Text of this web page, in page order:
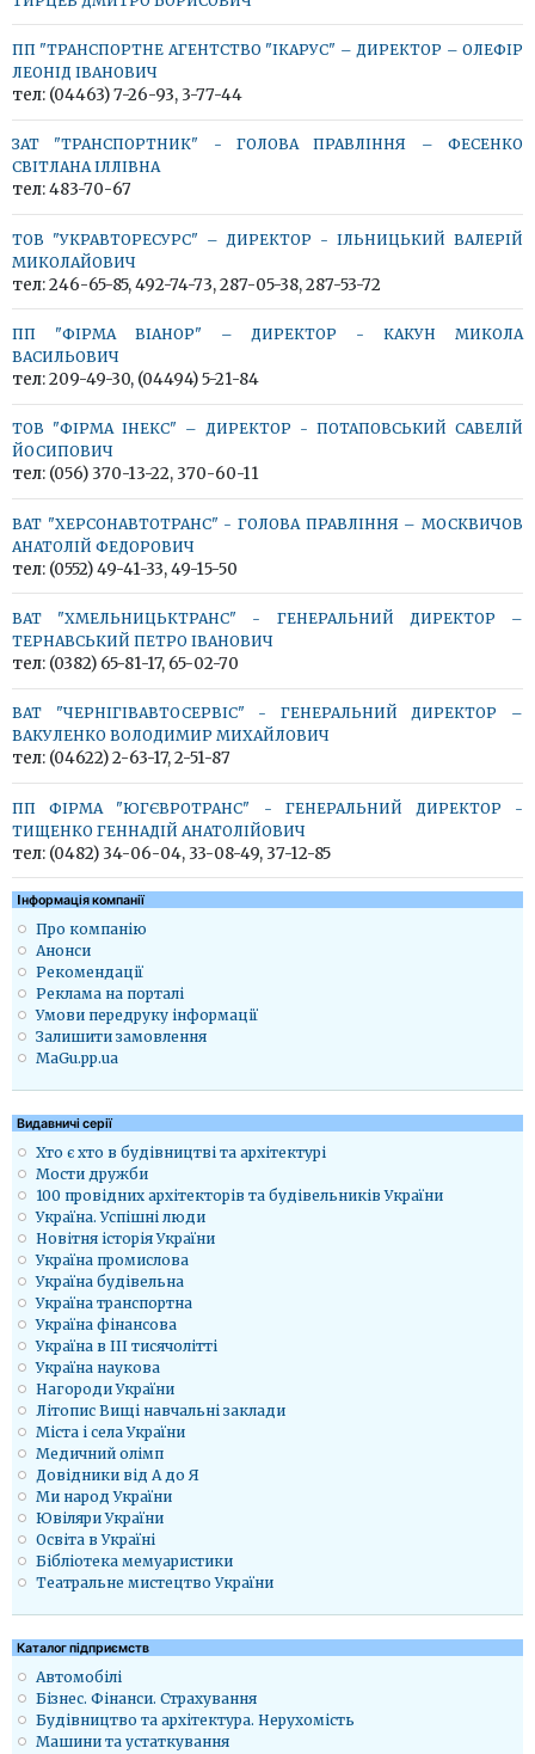
ПП "ТРАНСПОРТНЕ АГЕНТСТВО "ІКАРУС" – ДИРЕКТОР – ОЛЕФІР
ЛЕОНІД ІВАНОВИЧ
тел: (04463) 7-26-93, 3-77-44
ЗАТ "ТРАНСПОРТНИК" - ГОЛОВА ПРАВЛІННЯ – ФЕСЕНКО
СВІТЛАНА ІЛЛІВНА
тел: 483-70-67
ТОВ "УКРАВТОРЕСУРС" – ДИРЕКТОР - ІЛЬНИЦЬКИЙ ВАЛЕРІЙ
МИКОЛАЙОВИЧ
тел: 246-65-85, 492-74-73, 287-05-38, 287-53-72
ПП "ФІРМА ВІАНОР" – ДИРЕКТОР - КАКУН МИКОЛА
ВАСИЛЬОВИЧ
тел: 209-49-30, (04494) 5-21-84
ТОВ "ФІРМА ІНЕКС" – ДИРЕКТОР - ПОТАПОВСЬКИЙ САВЕЛІЙ
ЙОСИПОВИЧ
тел: (056) 370-13-22, 370-60-11
ВАТ "ХЕРСОНАВТОТРАНС" - ГОЛОВА ПРАВЛІННЯ – МОСКВИЧОВ
АНАТОЛІЙ ФЕДОРОВИЧ
тел: (0552) 49-41-33, 49-15-50
ВАТ "ХМЕЛЬНИЦЬКТРАНС" - ГЕНЕРАЛЬНИЙ ДИРЕКТОР –
ТЕРНАВСЬКИЙ ПЕТРО ІВАНОВИЧ
тел: (0382) 65-81-17, 65-02-70
ВАТ "ЧЕРНІГІВАВТОСЕРВІС" - ГЕНЕРАЛЬНИЙ ДИРЕКТОР –
ВАКУЛЕНКО ВОЛОДИМИР МИХАЙЛОВИЧ
тел: (04622) 2-63-17, 2-51-87
ПП ФІРМА "ЮГЄВРОТРАНС" - ГЕНЕРАЛЬНИЙ ДИРЕКТОР -
ТИЩЕНКО ГЕННАДІЙ АНАТОЛІЙОВИЧ
тел: (0482) 34-06-04, 33-08-49, 37-12-85
Iнформація компанії
Про компанію
Анонси
Рекомендації
Реклама на порталі
Умови передруку інформації
Залишити замовлення
MaGu.pp.ua
Видавничі серії
Хто є хто в будівництві та архітектурі
Мости дружби
100 провідних архітекторів та будівельників України
Україна. Успішні люди
Новітня історія України
Україна промислова
Україна будівельна
Україна транспортна
Україна фінансова
Україна в ІІІ тисячолітті
Україна наукова
Нагороди України
Літопис Вищі навчальні заклади
Міста і села України
Медичний олімп
Довідники від А до Я
Ми народ України
Ювіляри України
Освіта в Україні
Бібліотека мемуаристики
Театральне мистецтво України
Каталог підприємств
Автомобілі
Бізнес. Фінанси. Страхування
Будівництво та архітектура. Нерухомість
Машини та устаткування